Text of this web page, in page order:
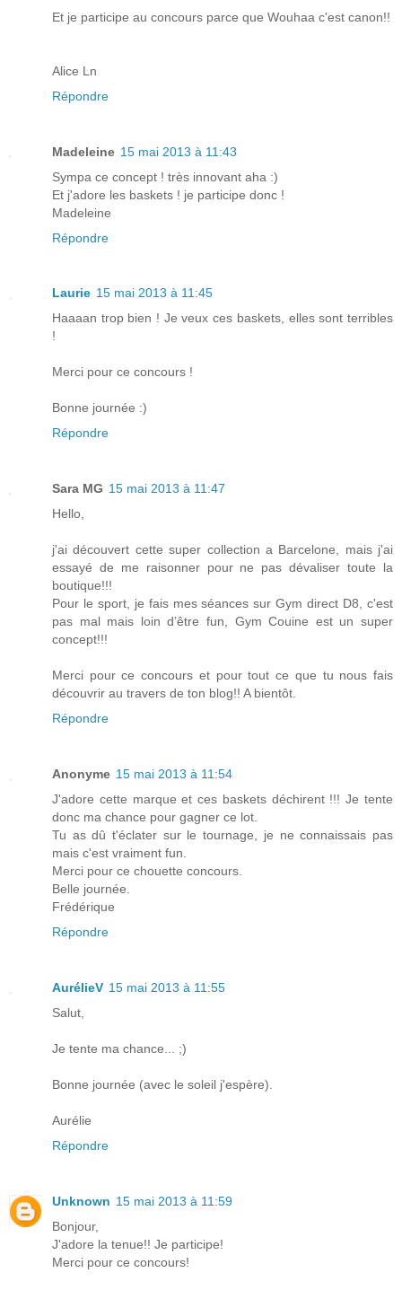
Et je participe au concours parce que Wouhaa c'est canon!!
Alice Ln
Répondre
Madeleine 15 mai 2013 à 11:43
Sympa ce concept ! très innovant aha :)
Et j'adore les baskets ! je participe donc !
Madeleine
Répondre
Laurie 15 mai 2013 à 11:45
Haaaan trop bien ! Je veux ces baskets, elles sont terribles
!
Merci pour ce concours !
Bonne journée :)
Répondre
Sara MG 15 mai 2013 à 11:47
Hello,
j'ai découvert cette super collection a Barcelone, mais j'ai
essayé de me raisonner pour ne pas dévaliser toute la
boutique!!!
Pour le sport, je fais mes séances sur Gym direct D8, c'est
pas mal mais loin d’être fun, Gym Couine est un super
concept!!!
Merci pour ce concours et pour tout ce que tu nous fais
découvrir au travers de ton blog!! A bientôt.
Répondre
Anonyme 15 mai 2013 à 11:54
J'adore cette marque et ces baskets déchirent !!! Je tente
donc ma chance pour gagner ce lot.
Tu as dû t'éclater sur le tournage, je ne connaissais pas
mais c'est vraiment fun.
Merci pour ce chouette concours.
Belle journée.
Frédérique
Répondre
AurélieV 15 mai 2013 à 11:55
Salut,
Je tente ma chance... ;)
Bonne journée (avec le soleil j'espère).
Aurélie
Répondre
Unknown 15 mai 2013 à 11:59
Bonjour,
J'adore la tenue!! Je participe!
Merci pour ce concours!